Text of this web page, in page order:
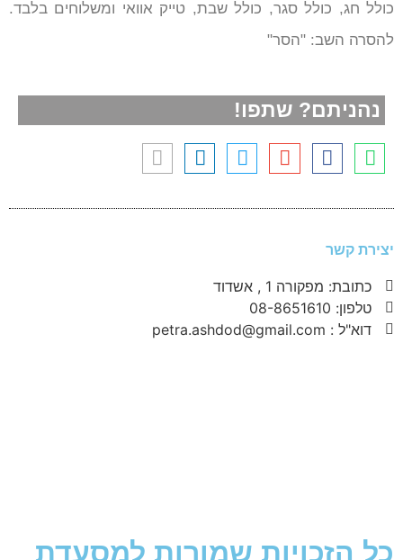
כולל חג, כולל סגר, כולל שבת, טייק אוואי ומשלוחים בלבד.
להסרה השב: "הסר"
נהניתם? שתפו!
יצירת קשר
כתובת: מפקורה 1 , אשדוד
טלפון: 08-8651610
דוא"ל : petra.ashdod@gmail.com
כל הזכויות שמורות למסעדת